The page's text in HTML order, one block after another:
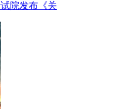
院发布《关